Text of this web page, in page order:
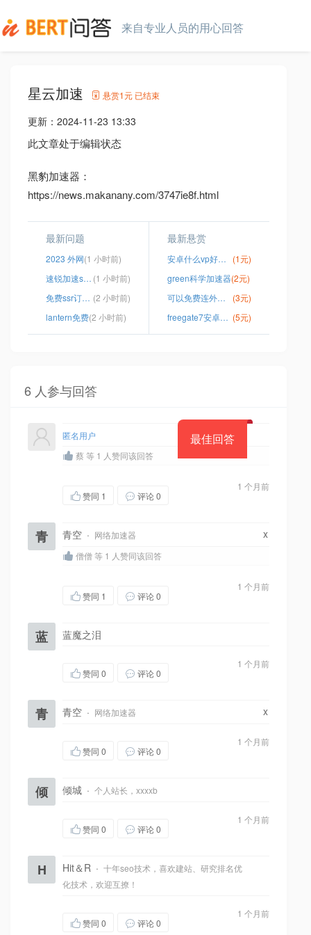
来自专业人员的用心回答
星云加速 悬赏1元 已结束
更新： 2024-11-23 13:33
此文章处于编辑状态
黑豹加速器：
https://news.makanany.com/3747ie8f.html
最新问题
2023 外网(1 小时前)
速锐加速ssr官网 (1 小时前)
免费ssr订阅地址 (2 小时前)
lantern免费(2 小时前)
最新悬赏
安卓什么vp好用免费
(1元)
green科学加速器(2元)
可以免费连外网的
(3元)
freegate7安卓apk (5元)
6 人参与回答
最佳回答
匿名用户
蔡 等 1 人赞同该回答
1 个月前
赞同 1 评论 0
青 青空 · 网络加速器 x
僧僧 等 1 人赞同该回答
1 个月前
赞同 1 评论 0
蓝 蓝魔之泪
1 个月前
赞同 0 评论 0
青 青空 · 网络加速器 x
1 个月前
赞同 0 评论 0
倾 倾城 · 个人站长，xxxxb
1 个月前
赞同 0 评论 0
H Hit＆R · 十年seo技术，喜欢建站、研究排名优
化技术，欢迎互撩！
1 个月前
赞同 0 评论 0